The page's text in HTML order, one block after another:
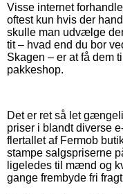
Visse internet
oftest kun hvis der
skulle man udvælge
tit – hvad end du bor
Skagen – er at få dem
pakkeshop.
Det er ret så let
priser i blandt diverse
flertallet af Fermob
stampe salgspriserne
ligeledes til mænd og
gange frembyde fri